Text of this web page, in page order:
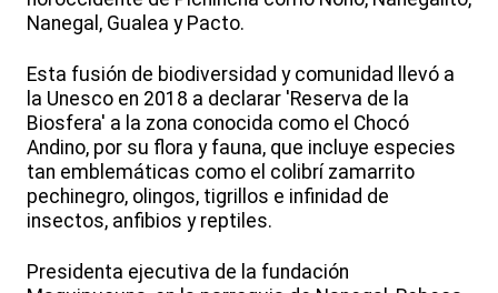
Nanegal, Gualea y Pacto.
Esta fusión de biodiversidad y comunidad llevó a
la Unesco en 2018 a declarar 'Reserva de la
Biosfera' a la zona conocida como el Chocó
Andino, por su flora y fauna, que incluye especies
tan emblemáticas como el colibrí zamarrito
pechinegro, olingos, tigrillos e infinidad de
insectos, anfibios y reptiles.
Presidenta ejecutiva de la fundación